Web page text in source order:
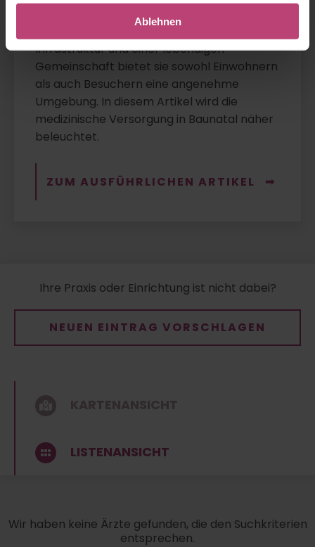
Ablehnen
Werks aus. Mit gut ausgebauter
Infrastruktur und einer lebendigen
Gemeinschaft bietet sie sowohl Einwohnern
als auch Besuchern eine angenehme
Umgebung. In diesem Artikel wird die
medizinische Versorgung in Baunatal näher
beleuchtet.
ZUM AUSFÜHRLICHEN ARTIKEL
Ihre Praxis oder Einrichtung ist nicht dabei?
NEUEN EINTRAG VORSCHLAGEN
KARTENANSICHT
LISTENANSICHT
Wir haben keine Ärzte gefunden, die den Suchkriterien
entsprechen.